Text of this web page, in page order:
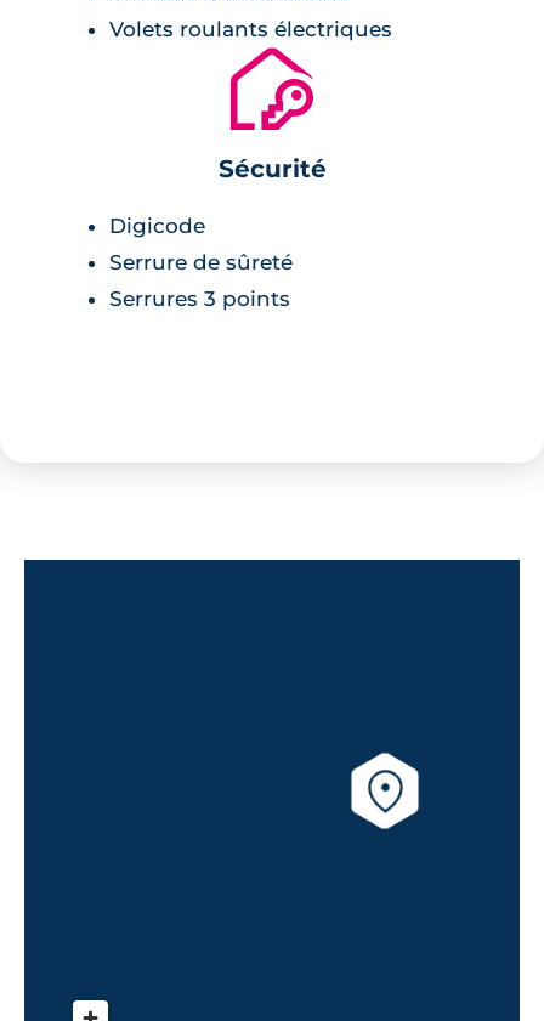
Volets roulants électriques
🔐
Sécurité
Digicode
Serrure de sûreté
Serrures 3 points